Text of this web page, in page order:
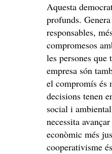
Aquesta
profunds.
responsables,
compromesos
les persones que
empresa són
el compromís és
decisions tenen
social i
necessita
econòmic més
cooperativisme